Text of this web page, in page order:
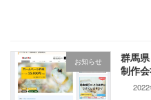
お知らせ
群馬
制作